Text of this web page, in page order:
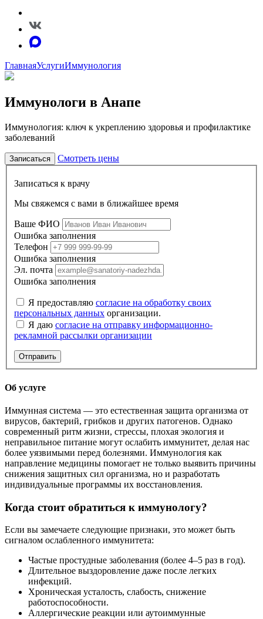
ГлавнаяУслугиИммунология
Иммунологи в Анапе
Иммунология: ключ к укреплению здоровья и профилактике
заболеваний
Записаться Смотреть цены
Записаться к врачу
Мы свяжемся с вами в ближайшее время
Ваше ФИО
Ошибка заполнения
Телефон
Ошибка заполнения
Эл. почта
Ошибка заполнения
Я предоставляю согласие на обработку своих
персональных данных организации.
Я даю согласие на отправку информационно-
рекламной рассылки организации
Отправить
Об услуге
Иммунная система — это естественная защита организма от
вирусов, бактерий, грибков и других патогенов. Однако
современный ритм жизни, стрессы, плохая экология и
неправильное питание могут ослабить иммунитет, делая нас
более уязвимыми перед болезнями. Иммунология как
направление медицины помогает не только выявить причины
снижения защитных сил организма, но и разработать
индивидуальные программы их восстановления.
Когда стоит обратиться к иммунологу?
Если вы замечаете следующие признаки, это может быть
сигналом ослабленного иммунитета:
Частые простудные заболевания (более 4–5 раз в год).
Длительное выздоровление даже после легких
инфекций.
Хроническая усталость, слабость, снижение
работоспособности.
Аллергические реакции или аутоиммунные